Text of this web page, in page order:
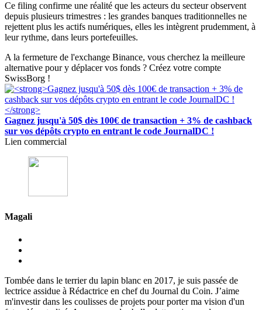
Ce filing confirme une réalité que les acteurs du secteur observent
depuis plusieurs trimestres : les grandes banques traditionnelles ne
rejettent plus les actifs numériques, elles les intègrent prudemment, à
leur rythme, dans leurs portefeuilles.
A la fermeture de l'exchange Binance, vous cherchez la meilleure
alternative pour y déplacer vos fonds ? Créez votre compte
SwissBorg !
Gagnez jusqu'à 50$ dès 100€ de transaction + 3% de cashback
sur vos dépôts crypto en entrant le code JournalDC !
Lien commercial
Magali
Tombée dans le terrier du lapin blanc en 2017, je suis passée de
lectrice assidue à Rédactrice en chef du Journal du Coin. J’aime
m'investir dans les coulisses de projets pour porter ma vision d'un